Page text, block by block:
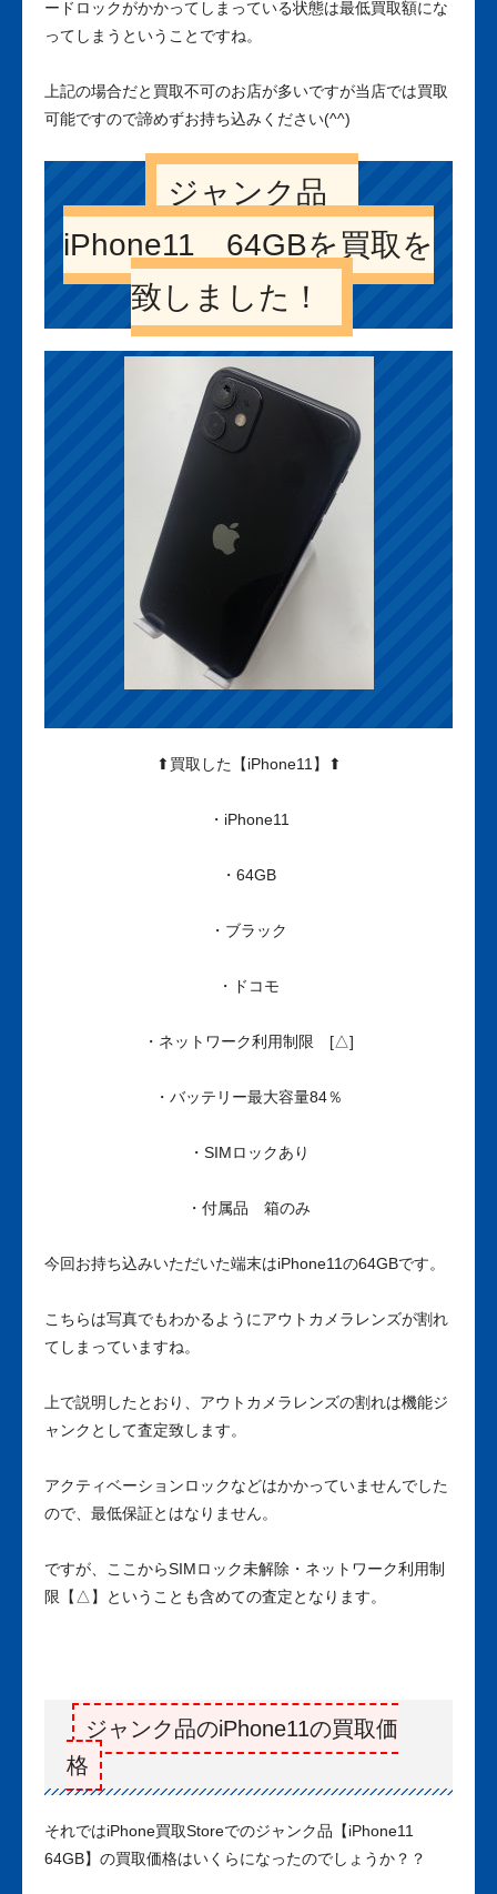
ードロックがかかってしまっている状態は最低買取額にな
ってしまうということですね。
上記の場合だと買取不可のお店が多いですが当店では買取
可能ですので諦めずお持ち込みください(^^)
ジャンク品
iPhone11 64GBを買取を
致しました！
⬆買取した【iPhone11】⬆
・iPhone11
・64GB
・ブラック
・ドコモ
・ネットワーク利用制限 [△]
・バッテリー最大容量84％
・SIMロックあり
・付属品 箱のみ
今回お持ち込みいただいた端末はiPhone11の64GBです。
こちらは写真でもわかるようにアウトカメラレンズが割れ
てしまっていますね。
上で説明したとおり、アウトカメラレンズの割れは機能ジ
ャンクとして査定致します。
アクティベーションロックなどはかかっていませんでした
ので、最低保証とはなりません。
ですが、ここからSIMロック未解除・ネットワーク利用制
限【△】ということも含めての査定となります。
ジャンク品のiPhone11の買取価
格
それではiPhone買取Storeでのジャンク品【iPhone11
64GB】の買取価格はいくらになったのでしょうか？？